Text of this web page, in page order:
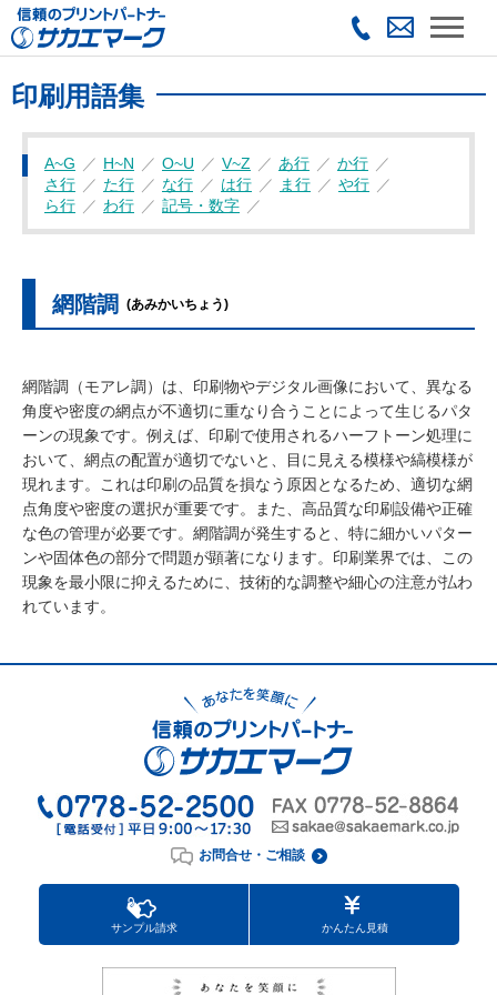
印刷用語集
A~G H~N O~U V~Z あ行
か行
さ行
た行 な行 は行 ま行
や行
ら行
わ行 記号・数字
網階調 (あみかいちょう)
網階調（モアレ調）は、印刷物やデジタル画像において、異なる
角度や密度の網点が不適切に重なり合うことによって生じるパタ
ーンの現象です。例えば、印刷で使用されるハーフトーン処理に
おいて、網点の配置が適切でないと、目に見える模様や縞模様が
現れます。これは印刷の品質を損なう原因となるため、適切な網
点角度や密度の選択が重要です。また、高品質な印刷設備や正確
な色の管理が必要です。網階調が発生すると、特に細かいパター
ンや固体色の部分で問題が顕著になります。印刷業界では、この
現象を最小限に抑えるために、技術的な調整や細心の注意が払わ
れています。
お問合せ・ご相談
サンプル請求 かんたん見積